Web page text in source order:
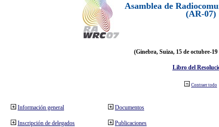
Asamblea de
(AR-07)
(Ginebra, Suiza, 15 de octubre-19
Libro del
Contraer todo
Información general
Inscripción de delegados
Documentos
Publicaciones